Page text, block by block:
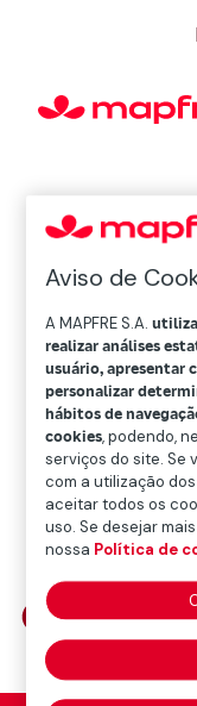
Aviso de
A MAPFRE S.A.
realizar análises
usuário, apresentar
personalizar
hábitos de
cookies, podendo,
serviços do site. Se
com a utilização
aceitar todos os
uso. Se desejar
nossa Política de